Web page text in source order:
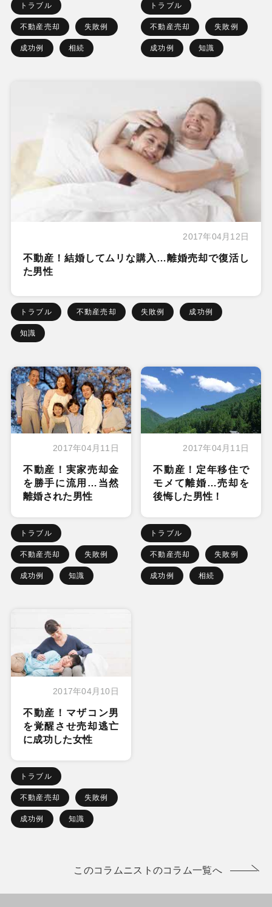
トラブル
不動産売却 失敗例
成功例 相続
トラブル
不動産売却 失敗例
成功例 知識
2017年04月12日
不動産！結婚してムリな購入…離婚売却で復活し
た男性
トラブル 不動産売却 失敗例 成功例
知識
2017年04月11日
不動産！実家売却金
を勝手に流用…当然
離婚された男性
トラブル
不動産売却 失敗例
成功例 知識
2017年04月11日
不動産！定年移住で
モメて離婚…売却を
後悔した男性！
トラブル
不動産売却 失敗例
成功例 相続
2017年04月10日
不動産！マザコン男
を覚醒させ売却逃亡
に成功した女性
トラブル
不動産売却 失敗例
成功例 知識
このコラムニストのコラム一覧へ